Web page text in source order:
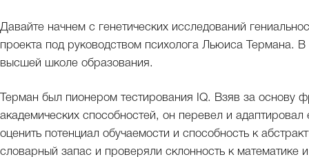
Давайте начнем с генетических исследований
проекта под руководством психолога Льюиса Термана.
высшей школе образования.
Терман был пионером тестирования IQ. Взяв за основу
академических способностей, он перевел и
оценить потенциал обучаемости и способность к
словарный запас и проверяли склонность к математике